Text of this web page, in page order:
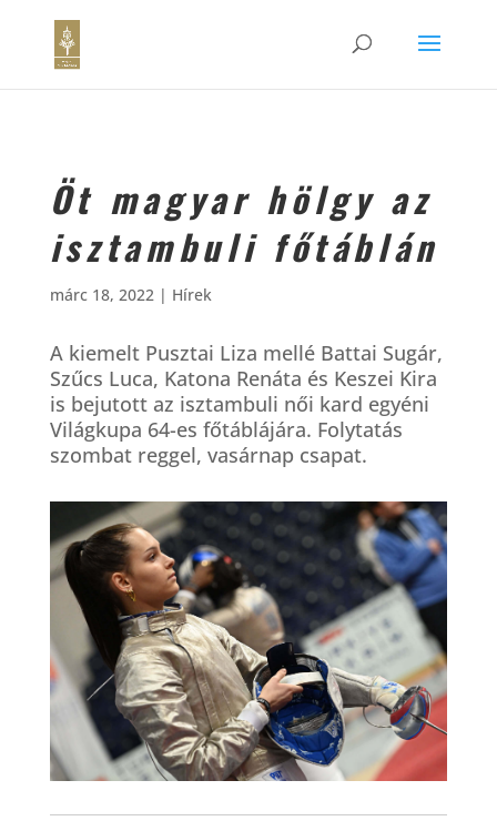
Öt magyar hölgy az
isztambuli főtáblán
márc 18, 2022| Hírek
A kiemelt Pusztai Liza mellé Battai Sugár,
Szűcs Luca, Katona Renáta és Keszei Kira
is bejutott az isztambuli női kard egyéni
Világkupa 64-es főtáblájára. Folytatás
szombat reggel, vasárnap csapat.